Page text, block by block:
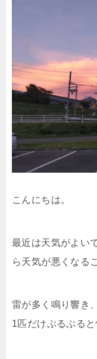
こんにちは。
最近は天気がよい
ら天気が悪くなる
雷が多く鳴り響き
1匹だけぶるぶる